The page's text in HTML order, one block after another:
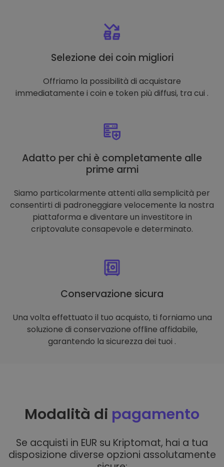
Selezione dei coin migliori
Offriamo la possibilità di acquistare
immediatamente i coin e token più diffusi, tra cui .
Adatto per chi è completamente alle
prime armi
Siamo particolarmente attenti alla semplicità per
consentirti di padroneggiare velocemente la nostra
piattaforma e diventare un investitore in
criptovalute consapevole e determinato.
Conservazione sicura
Una volta effettuato il tuo acquisto, ti forniamo una
soluzione di conservazione offline affidabile,
garantendo la sicurezza dei tuoi .
Modalità di pagamento
Se acquisti in EUR su Kriptomat, hai a tua
disposizione diverse opzioni assolutamente